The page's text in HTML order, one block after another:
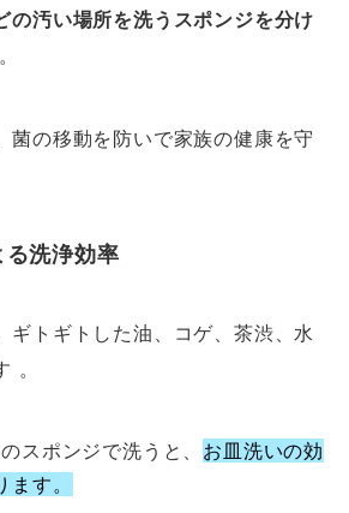
の汚い場所を洗うスポンジを分け
。
菌の移動を防いで家族の健康を守
洗浄効率
ギトギトした油、コゲ、茶渋、水
。
スポンジで洗うと、 お皿洗いの効
す。